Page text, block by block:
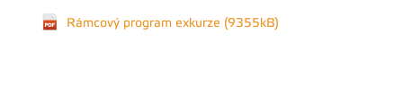
Rámcový program exkurze (9355kB)